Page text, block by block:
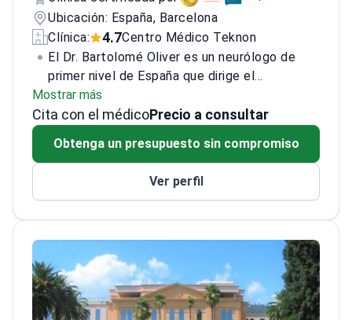
Ubicación: España, Barcelona
Clínica:
4.7Centro Médico Teknon
El Dr. Bartolomé Oliver es un neurólogo de
primer nivel de España que dirige el
Departamento de Neurocirugía de la Clínica
Teknon. Ha estado practicando desde 1979 y
aparatos de radiocirugía no invasiva. Brinda
comunidades médicas internacionales. Es
Mostrar más
Cita con el médicoPrecio a consultar
Obtenga un presupuesto sin compromiso
Ver perfil